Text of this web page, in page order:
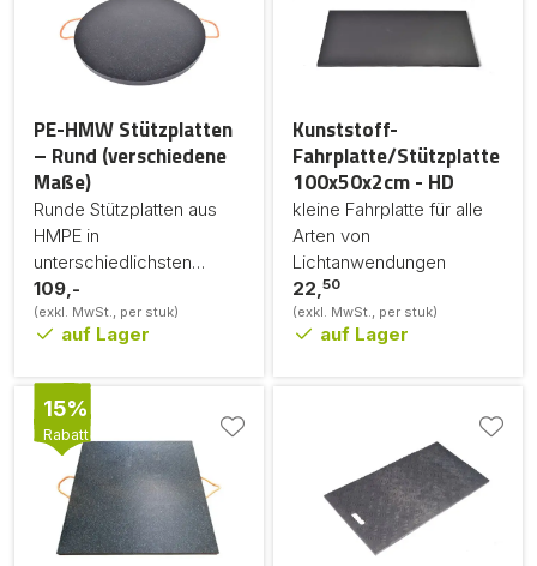
PE-HMW Stützplatten
– Rund (verschiedene
Maße)
Runde Stützplatten aus
HMPE in
unterschiedlichsten
Maßen
109,-
(exkl. MwSt., per stuk)
auf Lager
Kunststoff-
Fahrplatte/Stützplatte
100x50x2cm - HD
kleine Fahrplatte für alle
Arten von
Lichtanwendungen
22,50
(exkl. MwSt., per stuk)
auf Lager
15%
Rabatt